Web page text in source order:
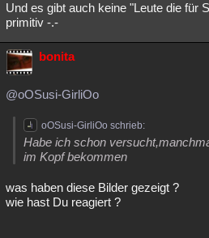
Übersichten
Und es gibt auch keine "Leute die für
primitiv -.-
bonita
@oOSusi-GirliOo
oOSusi-GirliOo schrieb:
Habe ich schon
im Kopf bekommen
was haben diese Bilder gezeigt ?
wie hast Du reagiert ?